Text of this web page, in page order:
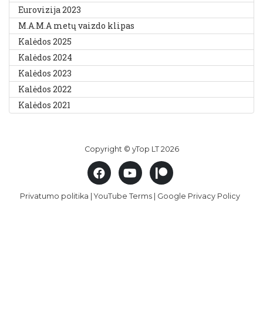
Eurovizija 2023
M.A.M.A metų vaizdo klipas
Kalėdos 2025
Kalėdos 2024
Kalėdos 2023
Kalėdos 2022
Kalėdos 2021
Copyright © yTop LT 2026
Privatumo politika |YouTube Terms Google Privacy Policy